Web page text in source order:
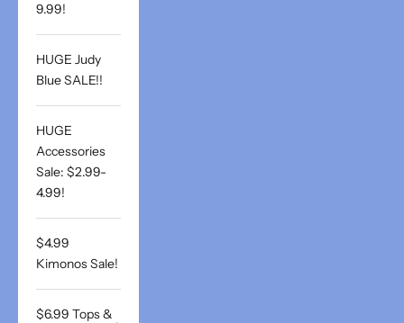
9.99!
HUGE Judy
Blue SALE!!
HUGE
Accessories
Sale: $2.99-
4.99!
$4.99
Kimonos Sale!
$6.99 Tops &